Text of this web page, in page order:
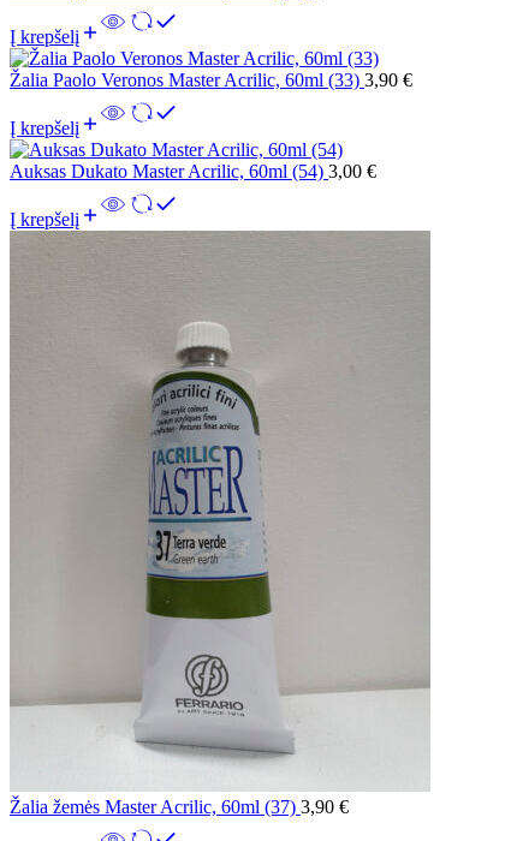
Į krepšelį
Žalia Paolo Veronos Master Acrilic, 60ml (33) 3,90 €
Į krepšelį
Auksas Dukato Master Acrilic, 60ml (54) 3,00 €
Į krepšelį
Žalia žemės Master Acrilic, 60ml (37) 3,90 €